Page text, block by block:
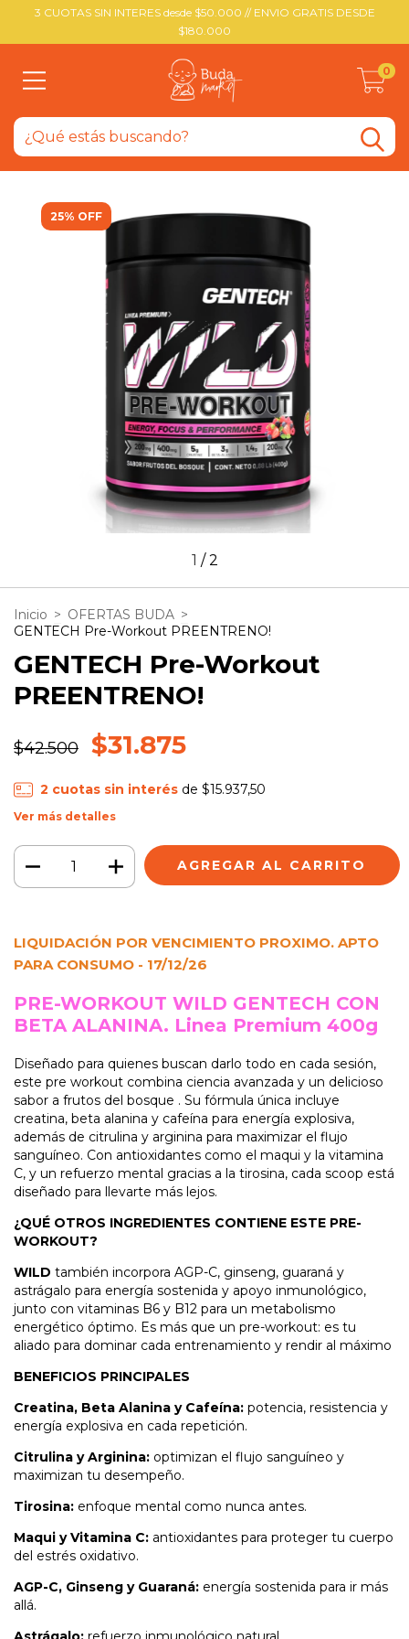
3 CUOTAS SIN INTERES desde $50.000 // ENVIO GRATIS DESDE
$180.000
0
25% OFF
1 /2
Inicio > OFERTAS BUDA >
GENTECH Pre-Workout PREENTRENO!
GENTECH Pre-Workout
PREENTRENO!
$42.500 $31.875
2 cuotas sin interésde $15.937,50
Ver más detalles
LIQUIDACIÓN POR VENCIMIENTO PROXIMO. APTO
PARA CONSUMO - 17/12/26
PRE-WORKOUT WILD GENTECH CON
BETA ALANINA. Linea Premium 400g
Diseñado para quienes buscan darlo todo en cada sesión,
este pre workout combina ciencia avanzada y un delicioso
sabor a frutos del bosque . Su fórmula única incluye
creatina, beta alanina y cafeína para energía explosiva,
además de citrulina y arginina para maximizar el flujo
sanguíneo. Con antioxidantes como el maqui y la vitamina
C, y un refuerzo mental gracias a la tirosina, cada scoop está
diseñado para llevarte más lejos.
¿QUÉ OTROS INGREDIENTES CONTIENE ESTE PRE-
WORKOUT?
WILD también incorpora AGP-C, ginseng, guaraná y
astrágalo para energía sostenida y apoyo inmunológico,
junto con vitaminas B6 y B12 para un metabolismo
energético óptimo. Es más que un pre-workout: es tu
aliado para dominar cada entrenamiento y rendir al máximo
BENEFICIOS PRINCIPALES
Creatina, Beta Alanina y Cafeína: potencia, resistencia y
energía explosiva en cada repetición.
Citrulina y Arginina: optimizan el flujo sanguíneo y
maximizan tu desempeño.
Tirosina: enfoque mental como nunca antes.
Maqui y Vitamina C: antioxidantes para proteger tu cuerpo
del estrés oxidativo.
AGP-C, Ginseng y Guaraná: energía sostenida para ir más
allá.